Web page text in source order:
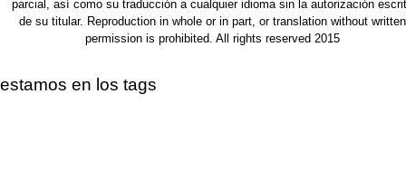
parcial, así como su traducción a cualquier idioma sin la autorización
de su titular. Reproduction in whole or in part, or translation without written
permission is prohibited. All rights reserved 2015
estamos en los tags